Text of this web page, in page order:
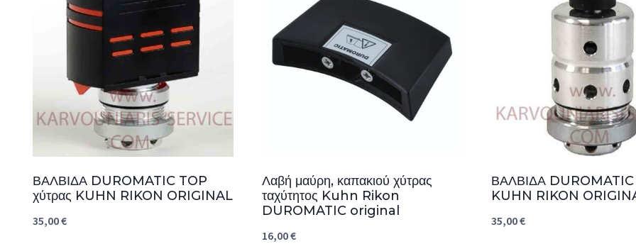
ΒΑΛΒΙΔΑ DUROMATIC TOP
χύτρας KUHN RIKON ORIGINAL
35,00€
Λαβή μαύρη, καπακιού χύτρας
ταχύτητος Kuhn Rikon
DUROMATIC original
16,00€
ΒΑΛΒΙΔΑ
KUHN RIKON
35,00€